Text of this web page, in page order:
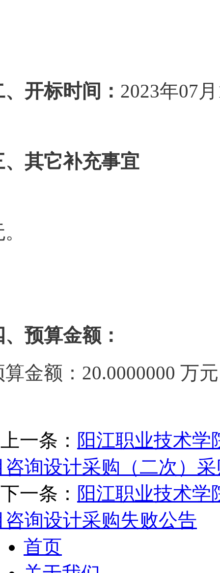
、开标时间： 2023年07
、其它补充事宜
、预算金额：
算金额：20.0000000 万
上一条： 阳江职业技术
咨询设计采购（二次）
下一条： 阳江职业技术
咨询设计采购失败公告
首页